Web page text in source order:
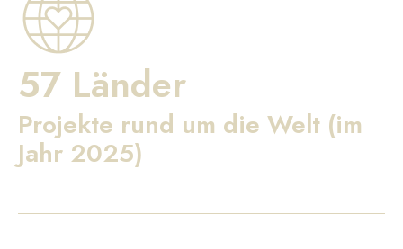
57 Länder
Projekte rund um die Welt (im
Jahr 2025)